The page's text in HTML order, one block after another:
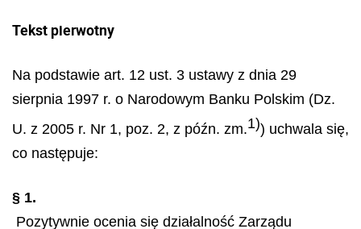
Tekst pierwotny
Na podstawie art. 12 ust. 3 ustawy z dnia 29
sierpnia 1997 r. o Narodowym Banku Polskim (Dz.
U. z 2005 r. Nr 1, poz. 2, z późn. zm.1)) uchwala się,
co następuje:
§ 1.
Pozytywnie ocenia się działalność Zarządu